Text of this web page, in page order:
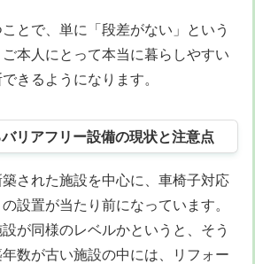
とで、単に「段差がない」という
本人にとって本当に暮らしやすい
きるようになります。
リアフリー設備の現状と注意点
された施設を中心に、車椅子対応
設置が当たり前になっています。
が同様のレベルかというと、そう
数が古い施設の中には、リフォー